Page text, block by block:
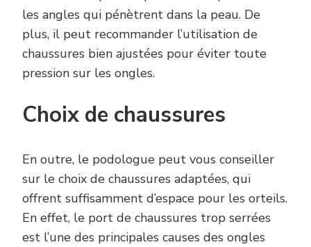
les angles qui pénètrent dans la peau. De
plus, il peut recommander l’utilisation de
chaussures bien ajustées pour éviter toute
pression sur les ongles.
Choix de chaussures
En outre, le podologue peut vous conseiller
sur le choix de chaussures adaptées, qui
offrent suffisamment d’espace pour les orteils.
En effet, le port de chaussures trop serrées
est l’une des principales causes des ongles